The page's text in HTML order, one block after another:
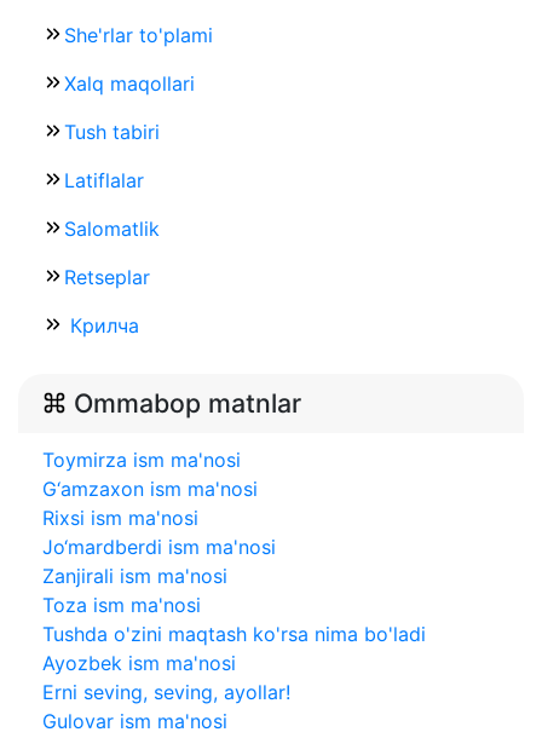
She'rlar to'plami
Xalq maqollari
Tush tabiri
Latiflalar
Salomatlik
Retseplar
Крилча
Ommabop matnlar
Toymirza ism ma'nosi
G‘amzaxon ism ma'nosi
Rixsi ism ma'nosi
Jo‘mardberdi ism ma'nosi
Zanjirali ism ma'nosi
Toza ism ma'nosi
Tushda o'zini maqtash ko'rsa nima bo'ladi
Ayozbek ism ma'nosi
Erni seving, seving, ayollar!
Gulovar ism ma'nosi